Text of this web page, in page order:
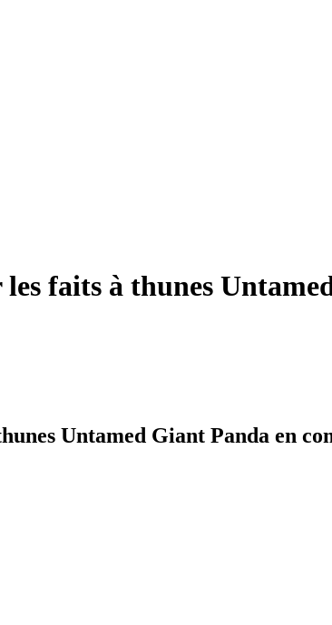
faits à thunes
Untamed Giant Panda en